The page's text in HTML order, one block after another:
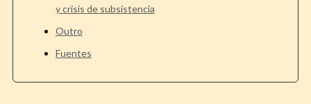
y crisis de subsistencia
Outro
Fuentes